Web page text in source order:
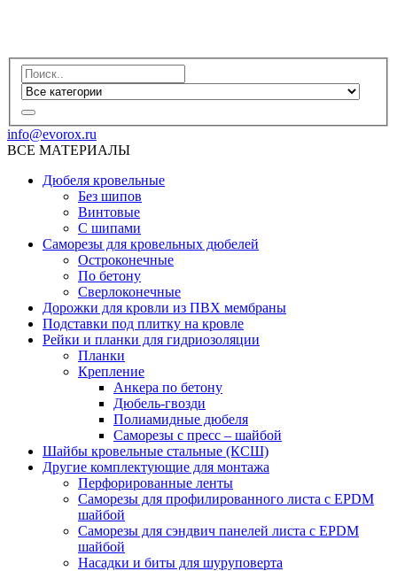
info@evorox.ru
ВСЕ МАТЕРИАЛЫ
Дюбеля кровельные
Без шипов
Винтовые
С шипами
Саморезы для кровельных дюбелей
Остроконечные
По бетону
Сверлоконечные
Дорожки для кровли из ПВХ мембраны
Подставки под плитку на кровле
Рейки и планки для гидриозоляции
Планки
Крепление
Анкера по бетону
Дюбель-гвозди
Полиамидные дюбеля
Саморезы с пресс – шайбой
Шайбы кровельные стальные (КСШ)
Другие комплектующие для монтажа
Перфорированные ленты
Саморезы для профилированного листа с EPDM
шайбой
Саморезы для сэндвич панелей листа с EPDM
шайбой
Насадки и биты для шуруповерта